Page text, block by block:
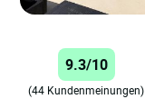
9.3/10
(44 Kundenmeinungen)